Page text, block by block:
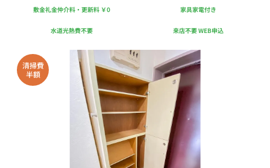
敷金礼金仲介料・更新料 ￥0 家具家電付き
水道光熱費不要 来店不要 WEB申込
清掃費
半額